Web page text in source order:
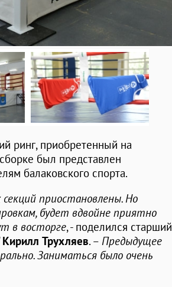
ринг, приобретенный на
был представлен
балаковского спорта.
приостановлены. Но
будет вдвойне приятно
в восторге, - поделился старший
Кирилл Трухляев. – Предыдущее
Заниматься было очень